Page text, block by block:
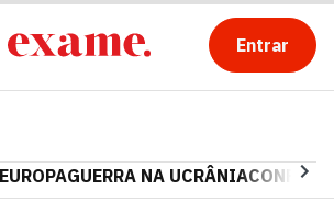
Entrar
EUROPAGUERRA NA UCRÂNIA